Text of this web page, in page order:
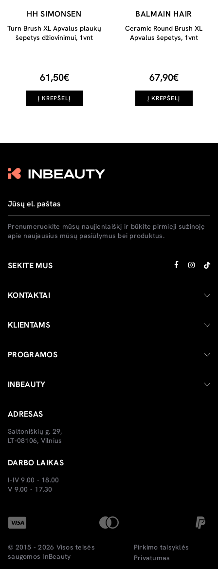
HH SIMONSEN
Turn Brush XL Apvalus plaukų
šepetys džiovinimui, 1vnt
61,50€
Į KREPŠELĮ
BALMAIN HAIR
Ceramic Round Brush XL
Apvalus šepetys, 1vnt
67,90€
Į KREPŠELĮ
Prenumeruokite mūsų naujienlaiškį ir būkite pirmieji sužinoję
apie naujausius mūsų pasiūlymus bei produktus.
SEKITE MUS
KONTAKTAI
KLIENTAMS
PROGRAMOS
INBEAUTY
ADRESAS
Saltoniškių g. 29,
LT-08106, Vilnius
DARBO LAIKAS
I-IV 9.00 - 18.00
V 9.00 - 17.30
© 2015 - 2026 Visos teisės
saugomos InBeauty
Pirkimo taisyklės
Privatumas